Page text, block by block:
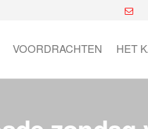
VOORDRACHTEN HET